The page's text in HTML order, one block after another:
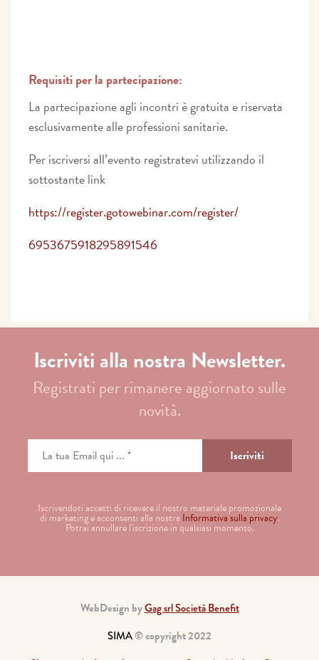
Requisiti per la partecipazione:
La partecipazione agli incontri è gratuita e riservata
esclusivamente alle professioni sanitarie.
Per iscriversi all’evento registratevi utilizzando il
sottostante link
https://register.gotowebinar.com/register/
6953675918295891546
Iscriviti alla nostra Newsletter.
Registrati per rimanere aggiornato sulle
novità.
Iscrivendoti accetti di ricevere il nostro materiale promozionale
di marketing e acconsenti alla nostra Informativa sulla privacy.
Potrai annullare l'iscrizione in qualsiasi momento.
WebDesign byGag srl Società Benefit
SIMA© copyright 2022